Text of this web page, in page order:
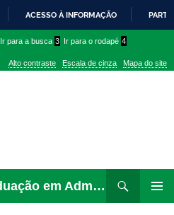
PARA
CONTEÚDO
ACESSO À INFORMAÇÃO
Ir para a busca 3 Ir para o rodapé 4
Alto contraste Escala de cinza Mapa do site
Programa de Pós-Graduação em Administração
para